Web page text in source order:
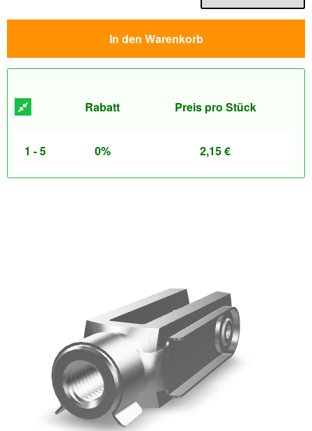
In den Warenkorb
Rabatt Preis pro Stück
1 - 5 0% 2,15€